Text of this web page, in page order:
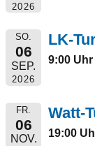
2026
SO.
06
SEP.
2026
LK-
9:00 Uhr
FR.
06
NOV.
Watt-
19:00